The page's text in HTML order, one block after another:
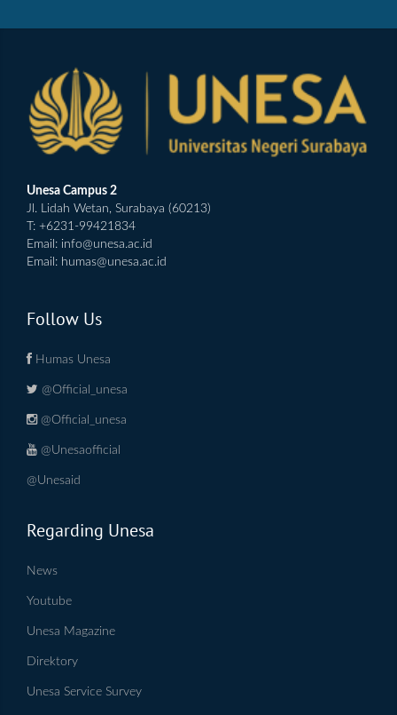
Unesa Campus 2
Jl. Lidah Wetan, Surabaya (60213)
T: +6231-99421834
Email: info@unesa.ac.id
Email: humas@unesa.ac.id
Follow Us
Humas Unesa
@Official_unesa
@Official_unesa
@Unesaofficial
@Unesaid
Regarding Unesa
News
Youtube
Unesa Magazine
Direktory
Unesa Service Survey